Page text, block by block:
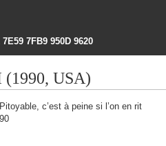
7FB9 950D 9620
(1990, USA)
c’est à peine si l’on en rit